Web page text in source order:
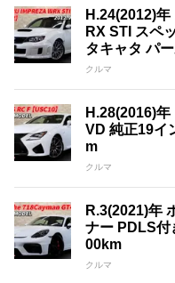
H.24(2012)
RX STI スペ
タキャタ パ
クルマ
H.28(2016)
VD 純正19イ
m
クルマ
R.3(2021)年
ナー PDLS付
00km
クルマ